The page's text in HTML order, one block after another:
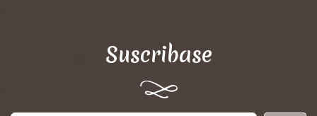
Suscribase